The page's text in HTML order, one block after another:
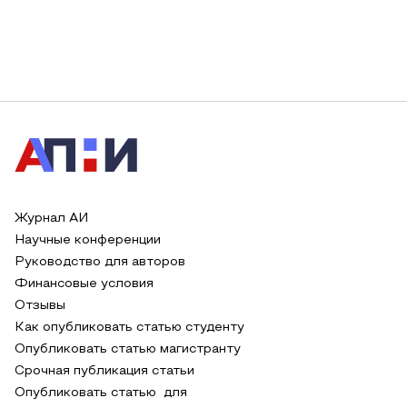
Журнал АИ
Научные конференции
Руководство для авторов
Финансовые условия
Отзывы
Как опубликовать статью студенту
Опубликовать статью магистранту
Срочная публикация статьи
Опубликовать статью для